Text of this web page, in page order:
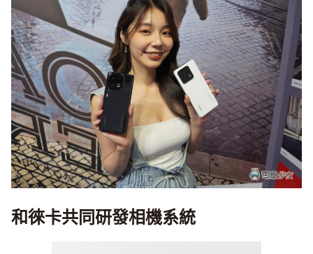
和徠卡共同研發相機系統